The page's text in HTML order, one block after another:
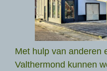
Met hulp van anderen
Valthermond kunnen